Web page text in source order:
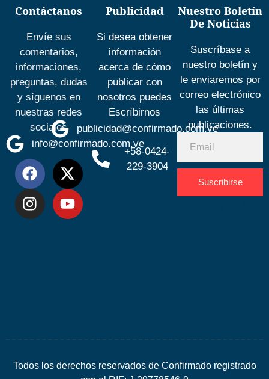
Contáctanos
Envíe sus
comentarios,
informaciones,
preguntas, dudas
y síguenos en
nuestras redes
sociales
info@confirmado.com.ve
Publicidad
Si desea obtener
información
acerca de cómo
publicar con
nosotros puedes
Escríbirnos
publicidad@confirmado.com.ve
+58-0424-
229-3904
Nuestro Boletín
De Noticias
Suscríbase a
nuestro boletín y
le enviaremos por
correo electrónico
las últimas
publicaciones.
Suscribirse
Todos los derechos reservados de Confirmado registrado